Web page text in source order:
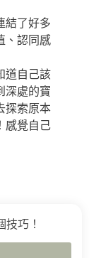
結了好多
、認同感
道自己該
深處的寶
探索原本
感覺自己
巧！